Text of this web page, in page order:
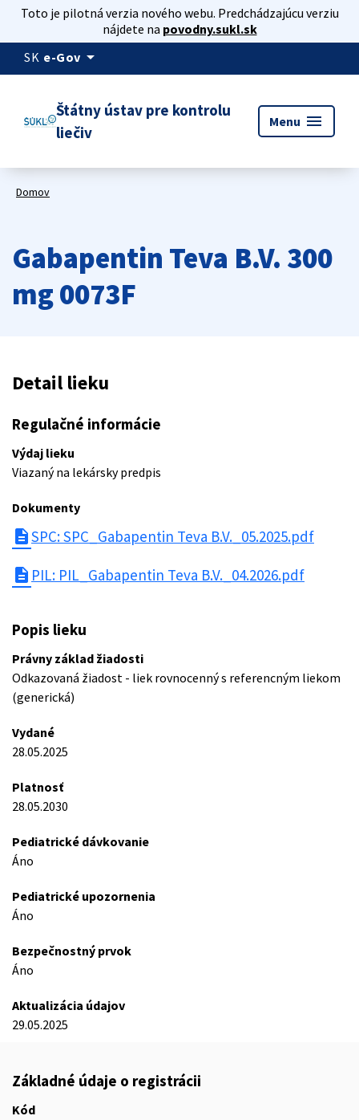
Toto je pilotná verzia nového webu. Predchádzajúcu verziu
nájdete na povodny.sukl.sk
SK e-Gov arrow_drop_down
Štátny ústav pre kontrolu
liečiv
Menu menu
Domov
Gabapentin Teva B.V. 300
mg 0073F
Detail lieku
Regulačné informácie
Výdaj lieku
Viazaný na lekársky predpis
Dokumenty
descriptionSPC: SPC_Gabapentin Teva B.V._05.2025.pdf
description PIL: PIL_Gabapentin Teva B.V._04.2026.pdf
Popis lieku
Právny základ žiadosti
Odkazovaná žiadost - liek rovnocenný s referencným liekom
(generická)
Vydané
28.05.2025
Platnosť
28.05.2030
Pediatrické dávkovanie
Áno
Pediatrické upozornenia
Áno
Bezpečnostný prvok
Áno
Aktualizácia údajov
29.05.2025
Základné údaje o registrácii
Kód